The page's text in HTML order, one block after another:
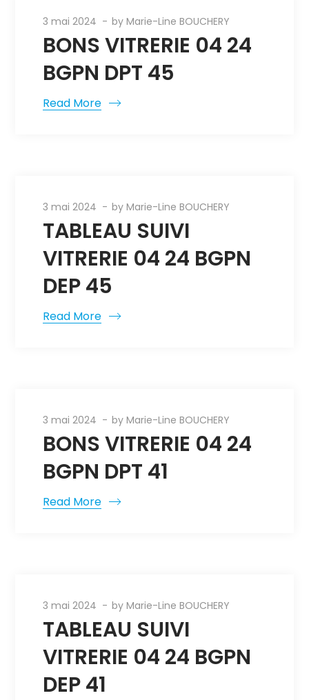
3 mai 2024 byMarie-Line BOUCHERY
BONS VITRERIE 04 24
BGPN DPT 45
Read More
3 mai 2024 byMarie-Line BOUCHERY
TABLEAU SUIVI
VITRERIE 04 24 BGPN
DEP 45
Read More
3 mai 2024 byMarie-Line BOUCHERY
BONS VITRERIE 04 24
BGPN DPT 41
Read More
3 mai 2024 byMarie-Line BOUCHERY
TABLEAU SUIVI
VITRERIE 04 24 BGPN
DEP 41